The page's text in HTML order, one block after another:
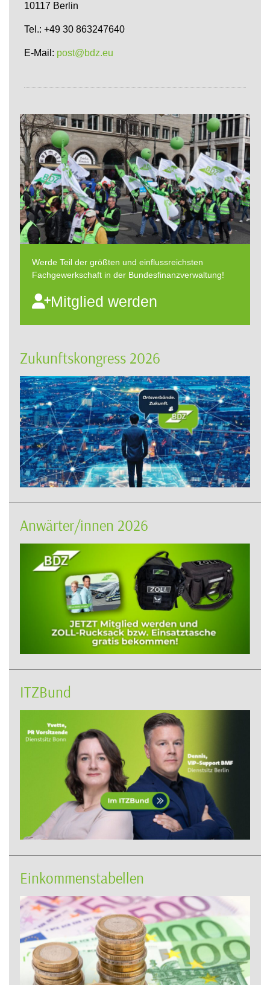
10117 Berlin
Tel.: +49 30 863247640
E-Mail: post@bdz.eu
Werde Teil der größten und einflussreichsten
Fachgewerkschaft in der Bundesfinanzverwaltung!
Mitglied werden
Zukunftskongress 2026
Anwärter/innen 2026
ITZBund
Einkommenstabellen